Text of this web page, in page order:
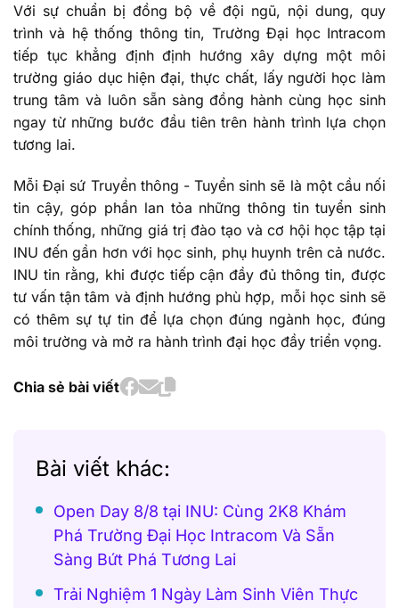
Với sự chuẩn bị đồng bộ về đội ngũ, nội dung, quy
trình và hệ thống thông tin, Trường Đại học Intracom
tiếp tục khẳng định định hướng xây dựng một môi
trường giáo dục hiện đại, thực chất, lấy người học làm
trung tâm và luôn sẵn sàng đồng hành cùng học sinh
ngay từ những bước đầu tiên trên hành trình lựa chọn
tương lai.
Mỗi Đại sứ Truyền thông - Tuyển sinh sẽ là một cầu nối
tin cậy, góp phần lan tỏa những thông tin tuyển sinh
chính thống, những giá trị đào tạo và cơ hội học tập tại
INU đến gần hơn với học sinh, phụ huynh trên cả nước.
INU tin rằng, khi được tiếp cận đầy đủ thông tin, được
tư vấn tận tâm và định hướng phù hợp, mỗi học sinh sẽ
có thêm sự tự tin để lựa chọn đúng ngành học, đúng
môi trường và mở ra hành trình đại học đầy triển vọng.
Chia sẻ bài viết
Bài viết khác:
Open Day 8/8 tại INU: Cùng 2K8 Khám
Phá Trường Đại Học Intracom Và Sẵn
Sàng Bứt Phá Tương Lai
Trải Nghiệm 1 Ngày Làm Sinh Viên Thực